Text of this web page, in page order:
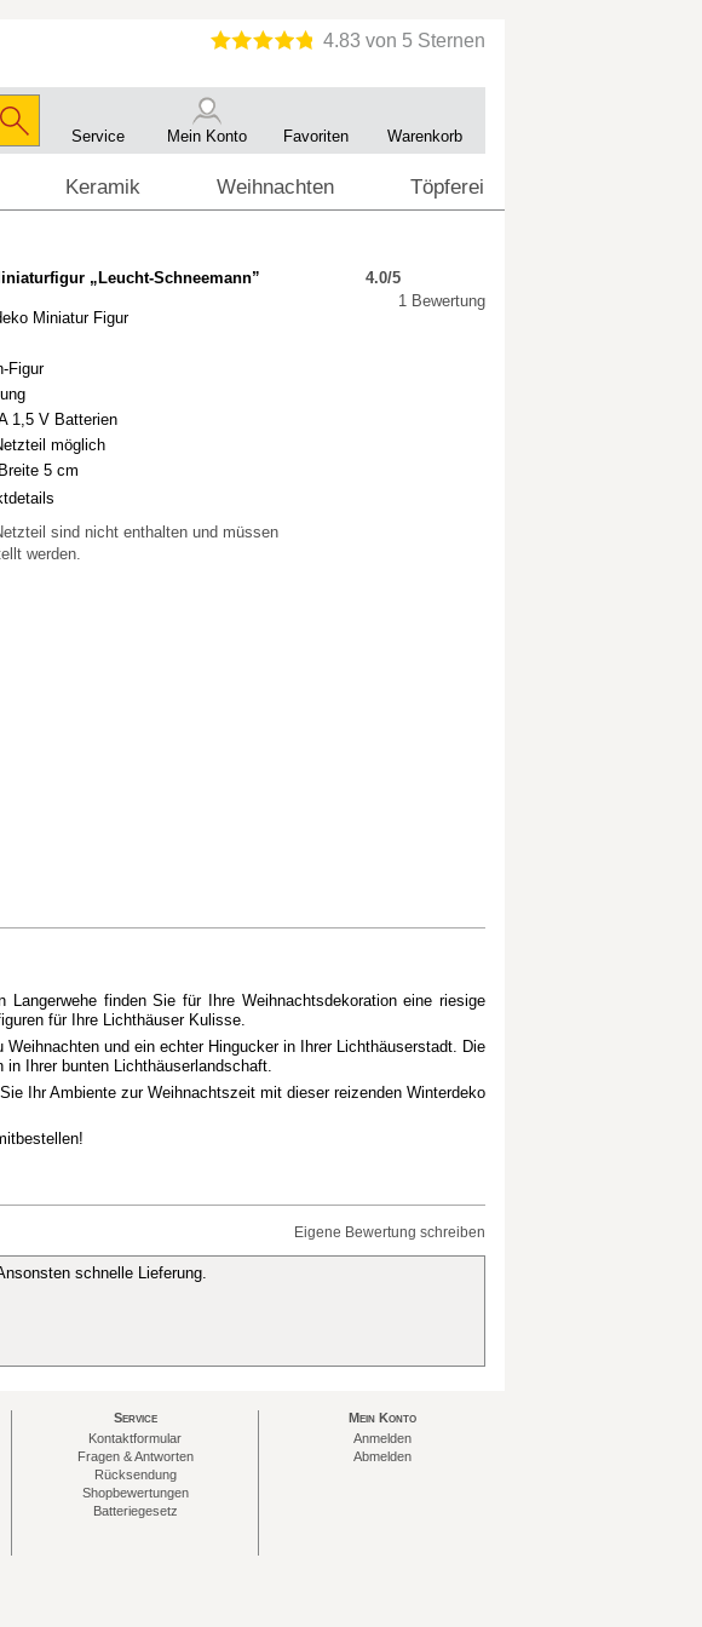
Service Mein Konto Favoriten Warenkorb
Keramik Weihnachten Töpferei
„Leucht-Schneemann”
Miniatur Figur
Figur
1,5 V Batterien
möglich
5 cm
sind nicht enthalten und müssen
werden.
4.0/5
1 Bewertung
finden Sie für Ihre Weihnachtsdekoration eine riesige
für Ihre Lichthäuser Kulisse.
und ein echter Hingucker in Ihrer Lichthäuserstadt. Die
Ihrer bunten Lichthäuserlandschaft.
Ihr Ambiente zur Weihnachtszeit mit dieser reizenden Winterdeko
Eigene Bewertung schreiben
schnelle Lieferung.
Service
Kontaktformular
Fragen & Antworten
Rücksendung
Shopbewertungen
Batteriegesetz
Mein Konto
Anmelden
Abmelden